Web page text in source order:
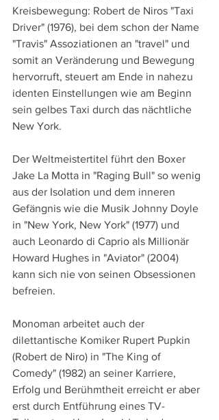
Kreisbewegung: Robert de Niros "Taxi
Driver" (1976), bei dem schon der Name
"Travis" Assoziationen an "travel" und
somit an Veränderung und Bewegung
hervorruft, steuert am Ende in nahezu
identen Einstellungen wie am Beginn
sein gelbes Taxi durch das nächtliche
New York.
Der Weltmeistertitel führt den Boxer
Jake La Motta in "Raging Bull" so wenig
aus der Isolation und dem inneren
Gefängnis wie die Musik Johnny Doyle
in "New York, New York" (1977) und
auch Leonardo di Caprio als Millionär
Howard Hughes in "Aviator" (2004)
kann sich nie von seinen Obsessionen
befreien.
Monoman arbeitet auch der
dilettantische Komiker Rupert Pupkin
(Robert de Niro) in "The King of
Comedy" (1982) an seiner Karriere,
Erfolg und Berühmtheit erreicht er aber
erst durch Entführung eines TV-